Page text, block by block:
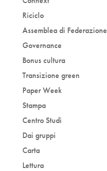
Riciclo
Assemblea di Federazione
Governance
Bonus cultura
Transizione green
Paper Week
Stampa
Centro Studi
Dai gruppi
Carta
Lettura